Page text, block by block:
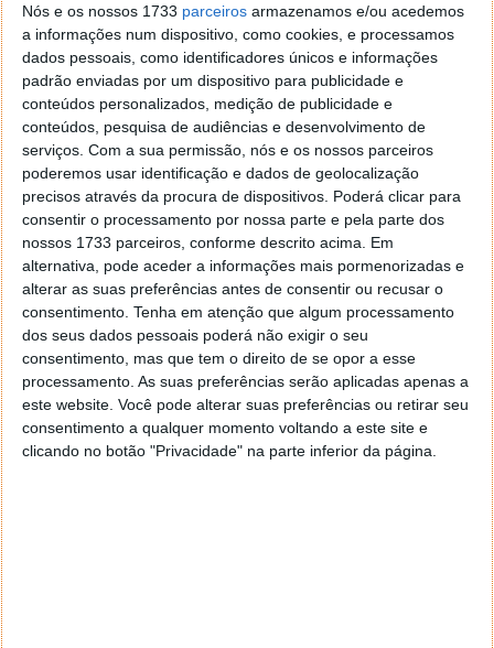
Nós e os nossos 1733 parceiros armazenamos e/ou acedemos
a informações num dispositivo, como cookies, e processamos
dados pessoais, como identificadores únicos e informações
padrão enviadas por um dispositivo para publicidade e
conteúdos personalizados, medição de publicidade e
conteúdos, pesquisa de audiências e desenvolvimento de
serviços. Com a sua permissão, nós e os nossos parceiros
poderemos usar identificação e dados de geolocalização
precisos através da procura de dispositivos. Poderá clicar para
consentir o processamento por nossa parte e pela parte dos
nossos 1733 parceiros, conforme descrito acima. Em
alternativa, pode aceder a informações mais pormenorizadas e
alterar as suas preferências antes de consentir ou recusar o
consentimento. Tenha em atenção que algum processamento
dos seus dados pessoais poderá não exigir o seu
consentimento, mas que tem o direito de se opor a esse
processamento. As suas preferências serão aplicadas apenas a
este website. Você pode alterar suas preferências ou retirar seu
consentimento a qualquer momento voltando a este site e
clicando no botão "Privacidade" na parte inferior da página.
O olho do T-Rex é uma pedra de âmbar real. Mas o
grande destaque é um dos dentes da imagem do
animal uma vez que nele consta um fragmento
verdadeiro de um dente de um tiranossauro real. De
acordo com a Caviar, a peça foi retirada de um fóssil
com 80 milhões de anos.
Já do lado de dentro, este é um iPhone 13 Pro
normal como outro qualquer, não tendo sofrido
nenhuma alteração.